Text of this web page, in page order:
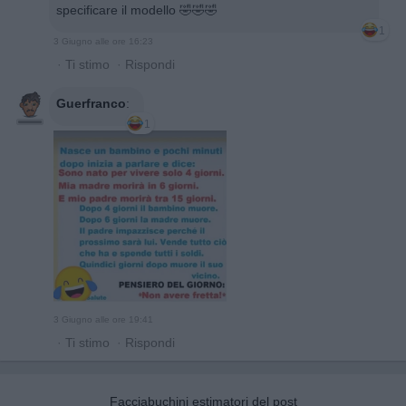
specificare il modello 🤣🤣🤣
1
3 Giugno alle ore 16:23
· Ti stimo · Rispondi
Guerfranco:
1
3 Giugno alle ore 19:41
· Ti stimo · Rispondi
Facciabuchini estimatori del post